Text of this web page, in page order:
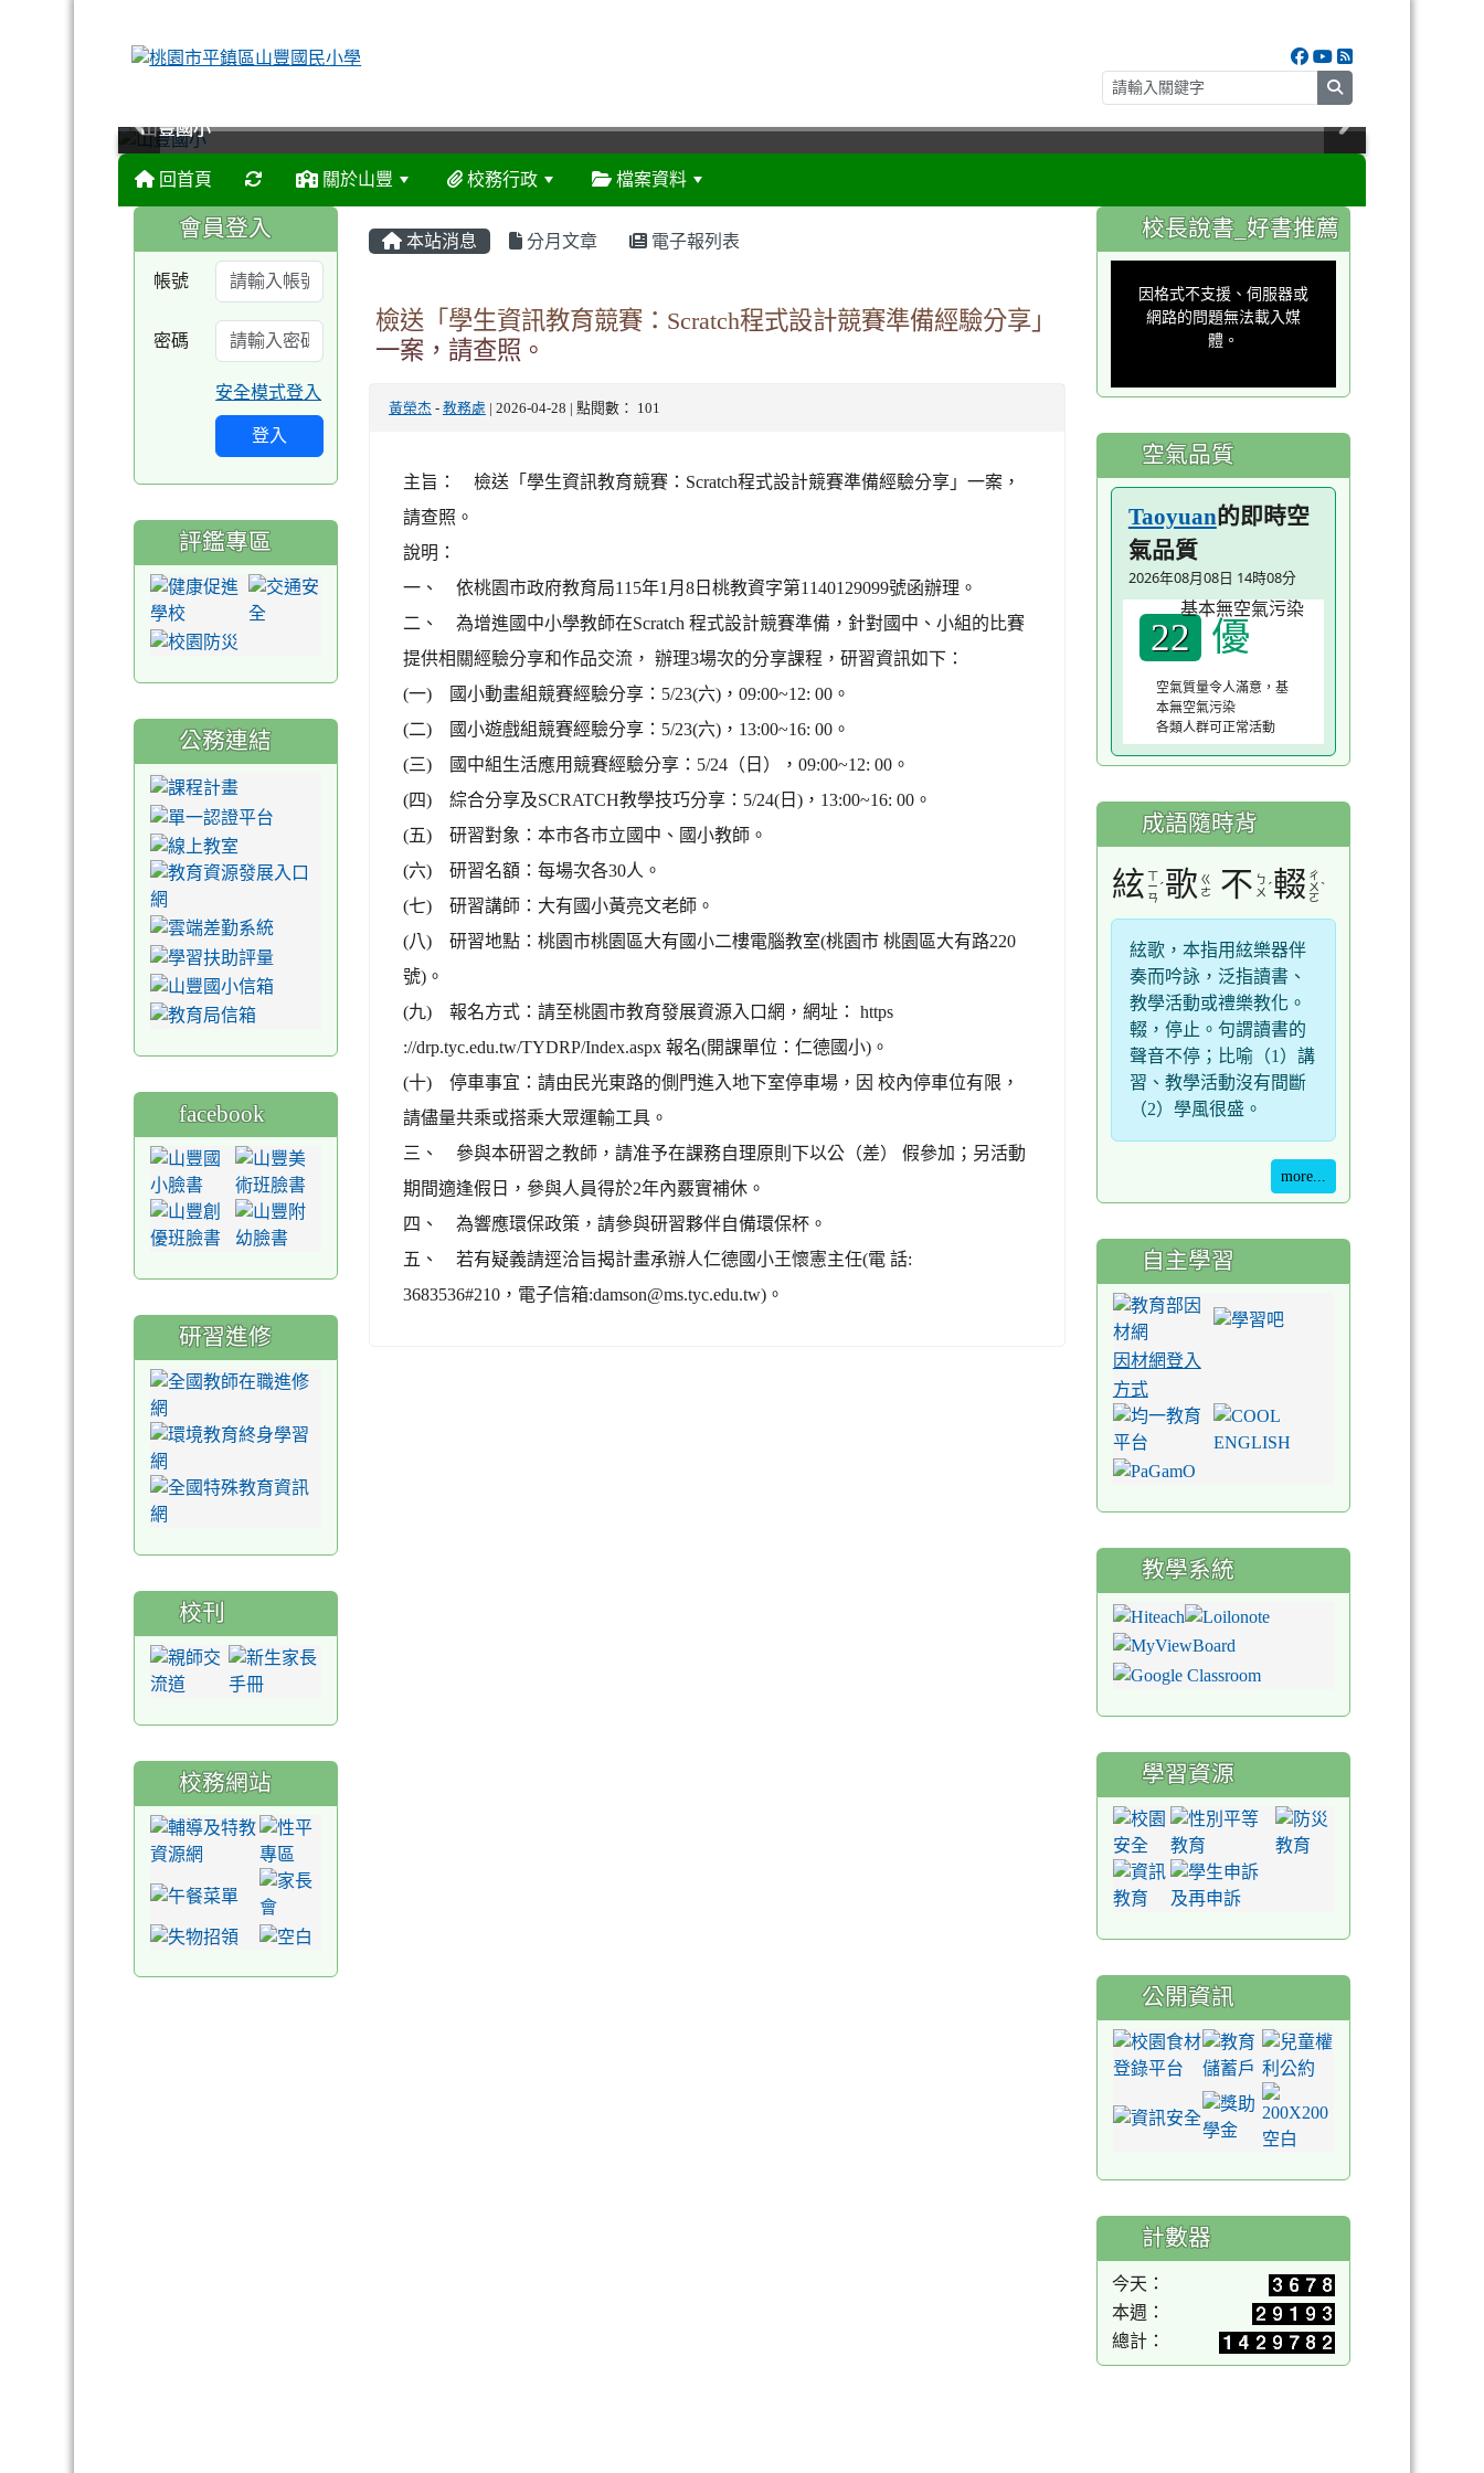
search
山豐國小
山豐國小
山豐國小
山豐國小
回首頁 關於山豐 校務行政 檔案資料
本站消息 分月文章 電子報列表
檢送「學生資訊教育競賽：Scratch程式設計競賽準備經驗分享」
一案，請查照。
黃榮杰 - 教務處 | 2026-04-28 | 點閱數： 101
主旨： 檢送「學生資訊教育競賽：Scratch程式設計競賽準備經驗分享」一案，
請查照。
說明：
一、 依桃園市政府教育局115年1月8日桃教資字第1140129099號函辦理。
二、 為增進國中小學教師在Scratch 程式設計競賽準備，針對國中、小組的比賽
提供相關經驗分享和作品交流， 辦理3場次的分享課程，研習資訊如下：
(一) 國小動畫組競賽經驗分享：5/23(六)，09:00~12: 00。
(二) 國小遊戲組競賽經驗分享：5/23(六)，13:00~16: 00。
(三) 國中組生活應用競賽經驗分享：5/24（日），09:00~12: 00。
(四) 綜合分享及SCRATCH教學技巧分享：5/24(日)，13:00~16: 00。
(五) 研習對象：本市各市立國中、國小教師。
(六) 研習名額：每場次各30人。
(七) 研習講師：大有國小黃亮文老師。
(八) 研習地點：桃園市桃園區大有國小二樓電腦教室(桃園市 桃園區大有路220
號)。
(九) 報名方式：請至桃園市教育發展資源入口網，網址： https
://drp.tyc.edu.tw/TYDRP/Index.aspx 報名(開課單位：仁德國小)。
(十) 停車事宜：請由民光東路的側門進入地下室停車場，因 校內停車位有限，
請儘量共乘或搭乘大眾運輸工具。
三、 參與本研習之教師，請准予在課務自理原則下以公（差） 假參加；另活動
期間適逢假日，參與人員得於2年內覈實補休。
四、 為響應環保政策，請參與研習夥伴自備環保杯。
五、 若有疑義請逕洽旨揭計畫承辦人仁德國小王懷憲主任(電 話:
3683536#210，電子信箱:damson@ms.tyc.edu.tw)。
:::
會員登入
帳號
密碼
安全模式登入
登入
評鑑專區
公務連結
facebook
研習進修
校刊
校務網站
:::
校長說書_好書推薦
modal
window.
因格式不支援、伺服器或
網路的問題無法載入媒
體。
空氣品質
Taoyuan的即時空
氣品質
2026年08月08日 14時08分
22 優
空氣質量令人滿意，基
本無空氣污染
各類人群可正常活動
成語隨時背
絃 ㄒ
ㄧ
ㄢ
ˊ歌 ㄍ
ㄜ
不 ㄅ
ㄨ ˊ輟 ㄔ
ㄨ
ㄛ
ˋ
絃歌，本指用絃樂器伴
奏而吟詠，泛指讀書、
教學活動或禮樂教化。
輟，停止。句謂讀書的
聲音不停；比喻（1）講
習、教學活動沒有間斷
（2）學風很盛。
more...
自主學習
因材網登入
方式
教學系統
學習資源
公開資訊
計數器
今天：
本週：
總計：